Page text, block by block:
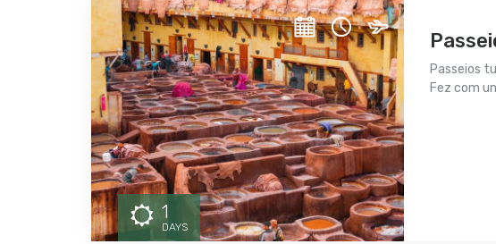
1
DAYS
Passeios
Fez com